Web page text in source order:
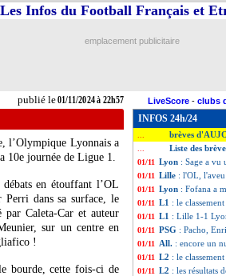
publié le01/11/2024 à 22h57
Les Infos du Football Français et
emplacement publicitaire
LiveScore - clubs
l’Olympique Lyonnais a
10e journée de Ligue 1.
en étouffant l’OL
Perri dans sa surface, le
Caleta-Car et auteur
sur un centre en
!
bourde, cette fois-ci de
INFOS 24h/24
brèves
Liste des
01/11 Lyon : Sage a vu
01/11 Lille : l'OL,
01/11 Lyon : Fofana a
01/11 L1 : le
01/11 L1 : Lille 1-1
01/11 PSG : Pacho,
01/11 All. : encore un
01/11 L2 : le
01/11 L2 : les résultats